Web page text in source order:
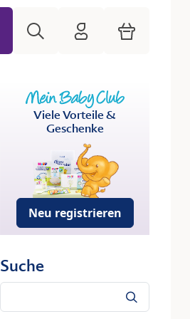
HiPP Mein Babyclub
Warenkorb
Viele Vorteile &
Geschenke
Neu registrieren
Suche